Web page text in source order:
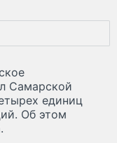
Самарской
единиц
Об этом